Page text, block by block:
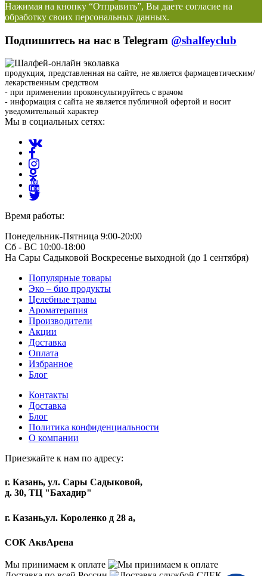
Нажимая на кнопку “Отправить”, Вы даете согласие на
обработку своих персональных данных.
Подпишитесь на нас в Telegram @shalfeyclub
продукция, представленная на сайте, не является фармацевтическим/
лекарственным средством
- при применении проконсультируйтесь с врачом
- информация с сайта не является публичной офертой и носит
уведомительный характер
Мы в социальных сетях:
Время работы:
Понедельник-Пятница 9:00-20:00
Сб - ВС 10:00-18:00
На Сары Садыковой Воскресенье выходной (до 1 сентября)
Популярные товары
Эко – био продукты
Целебные травы
Ароматерапия
Производители
Акции
Доставка
Оплата
Избранное
Блог
Контакты
Доставка
Блог
Политика конфиденциальности
О компании
Приезжайте к нам по адресу:
г. Казань, ул. Сары Садыковой,
д. 30, ТЦ "Бахадир"
г. Казань,ул. Короленко д 28 а,
СОК АквАрена
Мы принимаем к оплате